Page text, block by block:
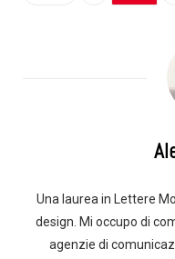
Una laurea in Lettere
design. Mi occupo di
agenzie di